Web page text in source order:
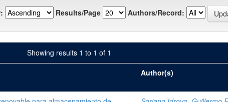
Results/Page Authors/Record:
Showing results 1 to 1 of 1
Author(s)